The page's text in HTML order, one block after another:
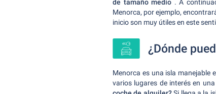
de tamaño medio . A
Menorca, por ejemplo,
inicio son muy útiles en este
¿Dónde
Menorca es una isla manejable
varios lugares de interés en